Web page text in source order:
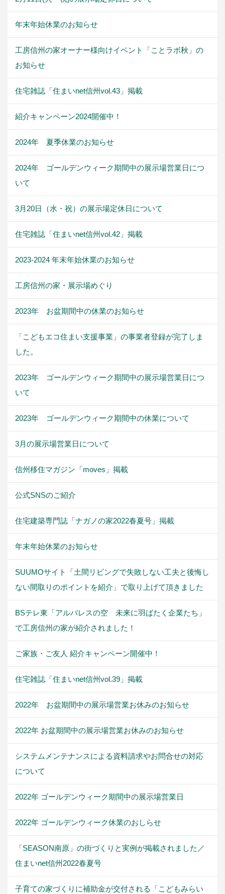
年末年始休業のお知らせ
工房信州の家オーナー様向けイベント「ことラボ秋」の
お知らせ
住宅雑誌「住まいnet信州vol.43」掲載
紹介キャンペーン2024開催中！
2024年 夏季休業のお知らせ
2024年 ゴールデンウィーク期間中の展示場営業日につ
いて
3月20日（水・祝）の展示場定休日について
住宅雑誌「住まいnet信州vol.42」掲載
2023-2024 年末年始休業のお知らせ
工房信州の家・展示場めぐり
2023年 お盆期間中の休業のお知らせ
「こどもエコ住まい支援事業」の事業者登録が完了しま
した。
2023年 ゴールデンウィーク期間中の展示場営業日につ
いて
2023年 ゴールデンウィーク期間中の休業について
3月の展示場営業日について
信州移住マガジン「moves」掲載
公式SNSのご紹介
住宅建築専門誌「ナガノの家2022春夏号」掲載
年末年始休業のお知らせ
SUUMOサイト「土間リビングで失敗しない工夫と後悔し
ない間取りのポイントを紹介」で取り上げて頂きました
BSテレ東「アルバレスの空 未来に羽ばたく企業たち」
で工房信州の家が紹介されました！
ご家族・ご友人 紹介キャンペーン開催中！
住宅雑誌「住まいnet信州vol.39」掲載
2022年 お盆期間中の展示場営業お休みのお知らせ
2022年 お盆期間中の展示場営業お休みのお知らせ
システムメンテナンスによる資料請求やお問合せの対応
について
2022年 ゴールデンウィーク期間中の展示場営業日
2022年 ゴールデンウィーク休業のおしらせ
「SEASON南原」の街づくりと実例が掲載されました／
住まいnet信州2022春夏号
子育ての家づくりに補助金が交付される「こどもみらい